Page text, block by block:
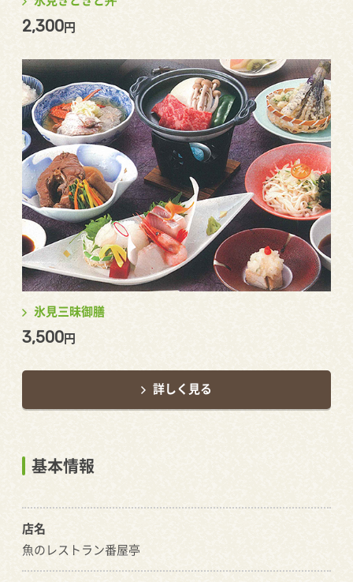
2,300円
氷見三昧御膳
3,500円
詳しく見る
基本情報
店名
魚のレストラン番屋亭